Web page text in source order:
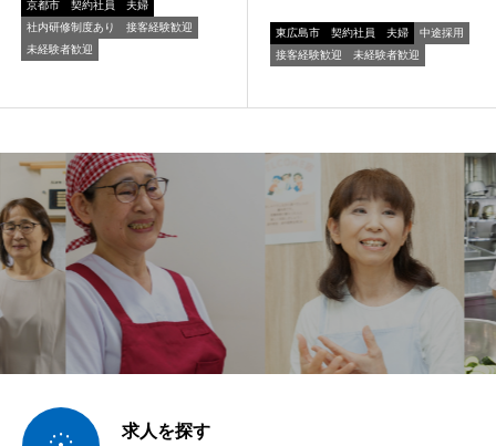
京都市 契約社員
夫婦
社内研修制度あり
接客経験歓迎
未経験者歓迎
東広島市 契約社員 夫婦
中途採用
接客経験歓迎
未経験者歓迎
求人を探す